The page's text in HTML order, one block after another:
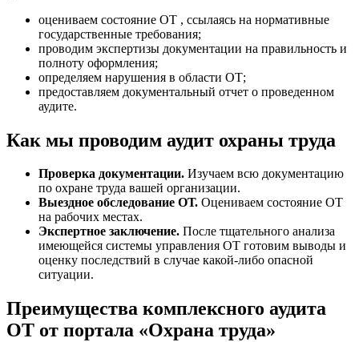
оцениваем состояние ОТ , ссылаясь на нормативные
государственные требования;
проводим экспертизы документации на правильность и
полноту оформления;
определяем нарушения в области ОТ;
предоставляем документальный отчет о проведенном
аудите.
Как мы проводим аудит охраны труда
Проверка документации. Изучаем всю документацию
по охране труда вашей организации.
Выездное обследование ОТ. Оцениваем состояние ОТ
на рабочих местах.
Экспертное заключение. После тщательного анализа
имеющейся системы управления ОТ готовим выводы и
оценку последствий в случае какой-либо опасной
ситуации.
Преимущества комплексного аудита
ОТ от портала «Охрана труда»